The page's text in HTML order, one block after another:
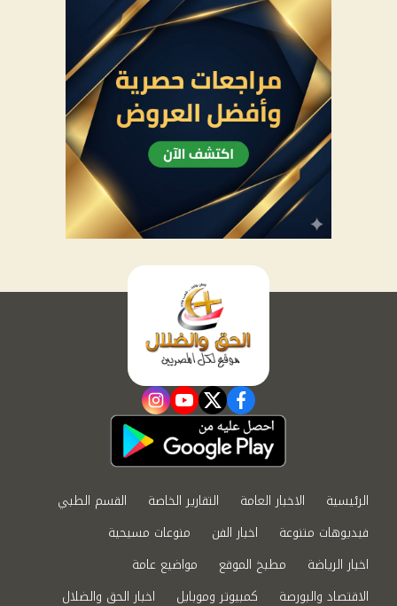
facebook
twitter
youtube
instagram
الرئيسية الاخبار العامة التقارير الخاصة
القسم الطبي
فيديوهات متنوعة
اخبار الفن
منوعات مسيحية
اخبار الرياضة
مطبخ الموقع
مواضيع عامة
الاقتصاد والبورصة
كمبيوتر وموبايل اخبار الحق والضلال